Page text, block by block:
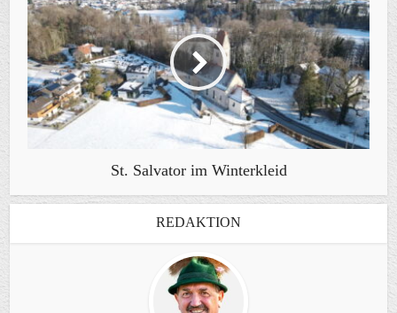
St. Salvator im Winterkleid
REDAKTION